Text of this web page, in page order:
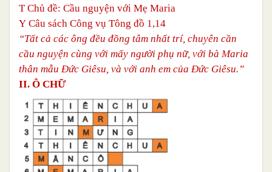
TChủ đề: Cầu nguyện với Mẹ Maria
Y Câu sách Công vụ Tông đồ 1,14
“Tất cả các ông đều đồng tâm nhất trí, chuyên cần
cầu nguyện cùng với mấy người phụ nữ, với bà Maria
thân mẫu Đức Giêsu, và với anh em của Đức Giêsu.”
II. Ô CHỮ